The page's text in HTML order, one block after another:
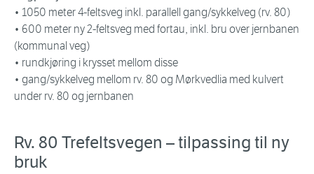
• 1050 meter 4-feltsveg inkl. parallell gang/sykkelveg (rv. 80)
• 600 meter ny 2-feltsveg med fortau, inkl. bru over jernbanen
(kommunal veg)
• rundkjøring i krysset mellom disse
• gang/sykkelveg mellom rv. 80 og Mørkvedlia med kulvert
under rv. 80 og jernbanen
Rv. 80 Trefeltsvegen – tilpassing til ny
bruk